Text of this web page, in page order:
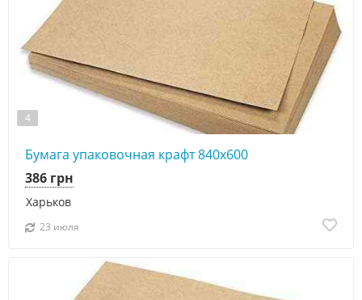
4
Бумага упаковочная крафт 840х600
Харьков
386 грн
23 июля